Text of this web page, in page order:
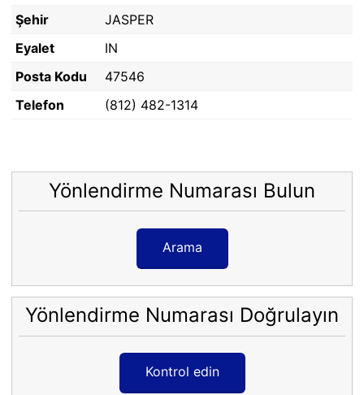
Şehir
JASPER
Eyalet
IN
Posta Kodu
47546
Telefon
(812) 482-1314
Yönlendirme Numarası Bulun
Arama
Yönlendirme Numarası Doğrulayın
Kontrol edin